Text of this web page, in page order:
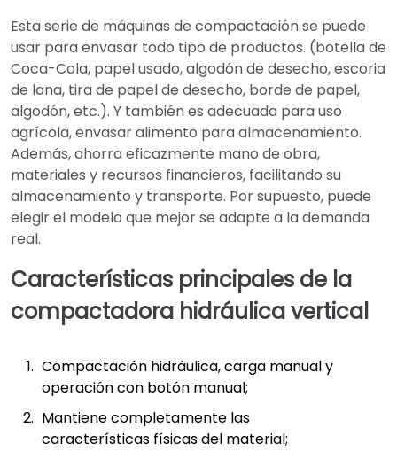
Esta serie de máquinas de compactación se puede
usar para envasar todo tipo de productos. (botella de
Coca-Cola, papel usado, algodón de desecho, escoria
de lana, tira de papel de desecho, borde de papel,
algodón, etc.). Y también es adecuada para uso
agrícola, envasar alimento para almacenamiento.
Además, ahorra eficazmente mano de obra,
materiales y recursos financieros, facilitando su
almacenamiento y transporte. Por supuesto, puede
elegir el modelo que mejor se adapte a la demanda
real.
Características principales de la
compactadora hidráulica vertical
Compactación hidráulica, carga manual y
operación con botón manual;
Mantiene completamente las
características físicas del material;